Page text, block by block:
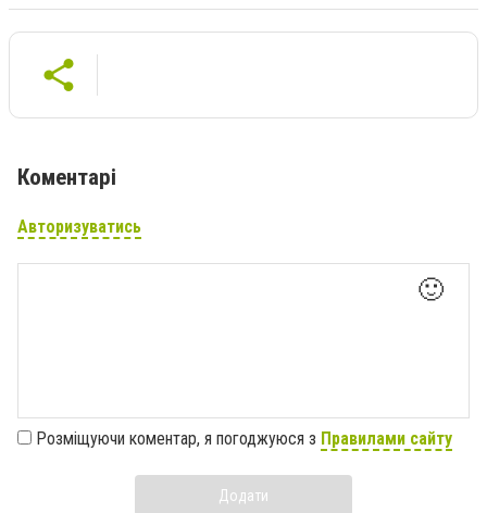
Коментарі
Авторизуватись
🙂
Розміщуючи коментар, я погоджуюся з Правилами сайту
Додати